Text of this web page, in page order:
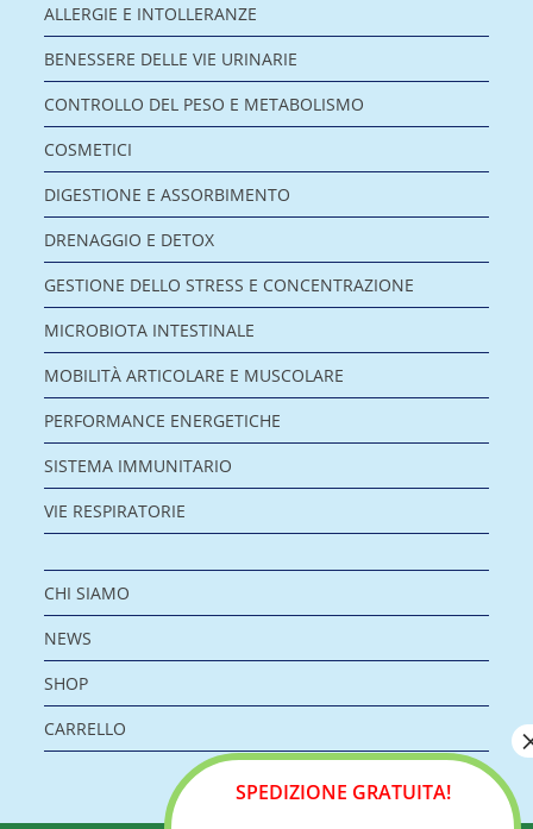
ALLERGIE E INTOLLERANZE
BENESSERE DELLE VIE URINARIE
CONTROLLO DEL PESO E METABOLISMO
COSMETICI
DIGESTIONE E ASSORBIMENTO
DRENAGGIO E DETOX
GESTIONE DELLO STRESS E CONCENTRAZIONE
MICROBIOTA INTESTINALE
MOBILITÀ ARTICOLARE E MUSCOLARE
PERFORMANCE ENERGETICHE
SISTEMA IMMUNITARIO
VIE RESPIRATORIE
CHI SIAMO
NEWS
SHOP
CARRELLO
SPEDIZIONE GRATUITA!